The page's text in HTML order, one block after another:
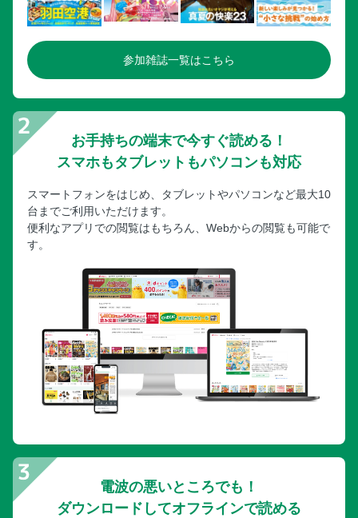
参加雑誌一覧はこちら
お手持ちの端末で今すぐ読める！
スマホもタブレットもパソコンも対応
スマートフォンをはじめ、タブレットやパソコンなど最大10
台までご利用いただけます。
便利なアプリでの閲覧はもちろん、Webからの閲覧も可能で
す。
電波の悪いところでも！
ダウンロードしてオフラインで読める